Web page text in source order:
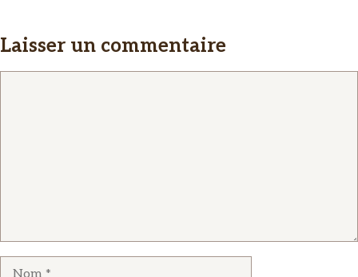
Laisser un commentaire